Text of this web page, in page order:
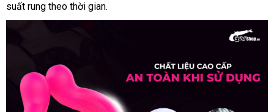
trợ
suất rung theo thời gian.